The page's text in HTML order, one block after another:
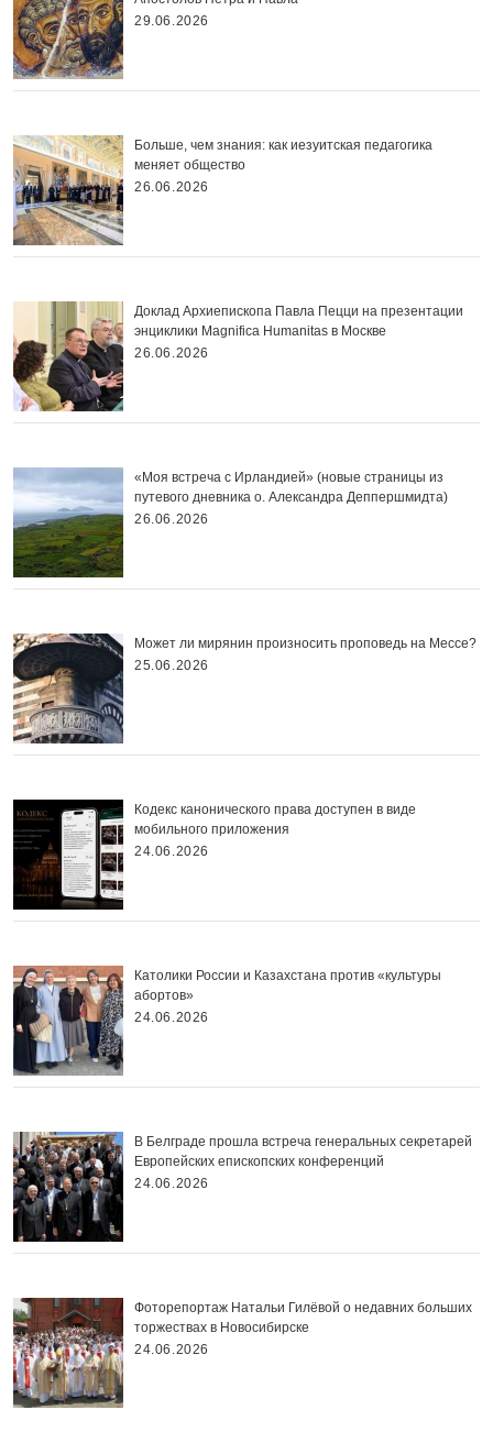
29.06.2026
Больше, чем знания: как иезуитская педагогика
меняет общество
26.06.2026
Доклад Архиепископа Павла Пецци на презентации
энциклики Magnifica Нumanitas в Москве
26.06.2026
«Моя встреча с Ирландией» (новые страницы из
путевого дневника о. Александра Деппершмидта)
26.06.2026
Может ли мирянин произносить проповедь на Мессе?
25.06.2026
Кодекс канонического права доступен в виде
мобильного приложения
24.06.2026
Католики России и Казахстана против «культуры
абортов»
24.06.2026
В Белграде прошла встреча генеральных секретарей
Европейских епископских конференций
24.06.2026
Фоторепортаж Натальи Гилёвой о недавних больших
торжествах в Новосибирске
24.06.2026